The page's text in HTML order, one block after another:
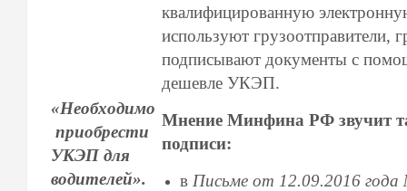
«Необходимо
приобрести
УКЭП для
водителей».
квалифицированную
используют грузоотправители,
подписывают документы с
дешевле УКЭП.
Мнение Минфина РФ звучит
подписи:
в Письме от 12.09.2016